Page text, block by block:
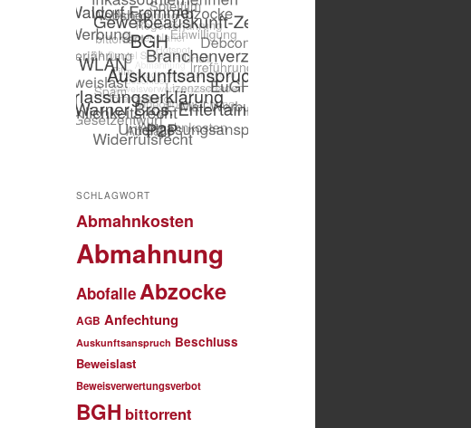
SCHLAGWORT
Abmahnkosten
Abmahnung
AbofalleAbzocke
AGB Anfechtung
Auskunftsanspruch Beschluss
Beweislast
Beweisverwertungsverbot
BGH bittorrent